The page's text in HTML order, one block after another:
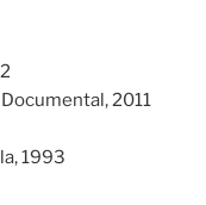
2011
1993